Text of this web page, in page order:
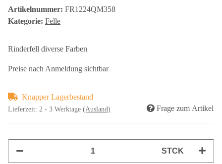
Artikelnummer: FR1224QM358
Kategorie: Felle
Rinderfell diverse Farben
Preise nach Anmeldung sichtbar
Knapper Lagerbestand
Lieferzeit: 2 - 3 Werktage (Ausland) Frage zum Artikel
STCK